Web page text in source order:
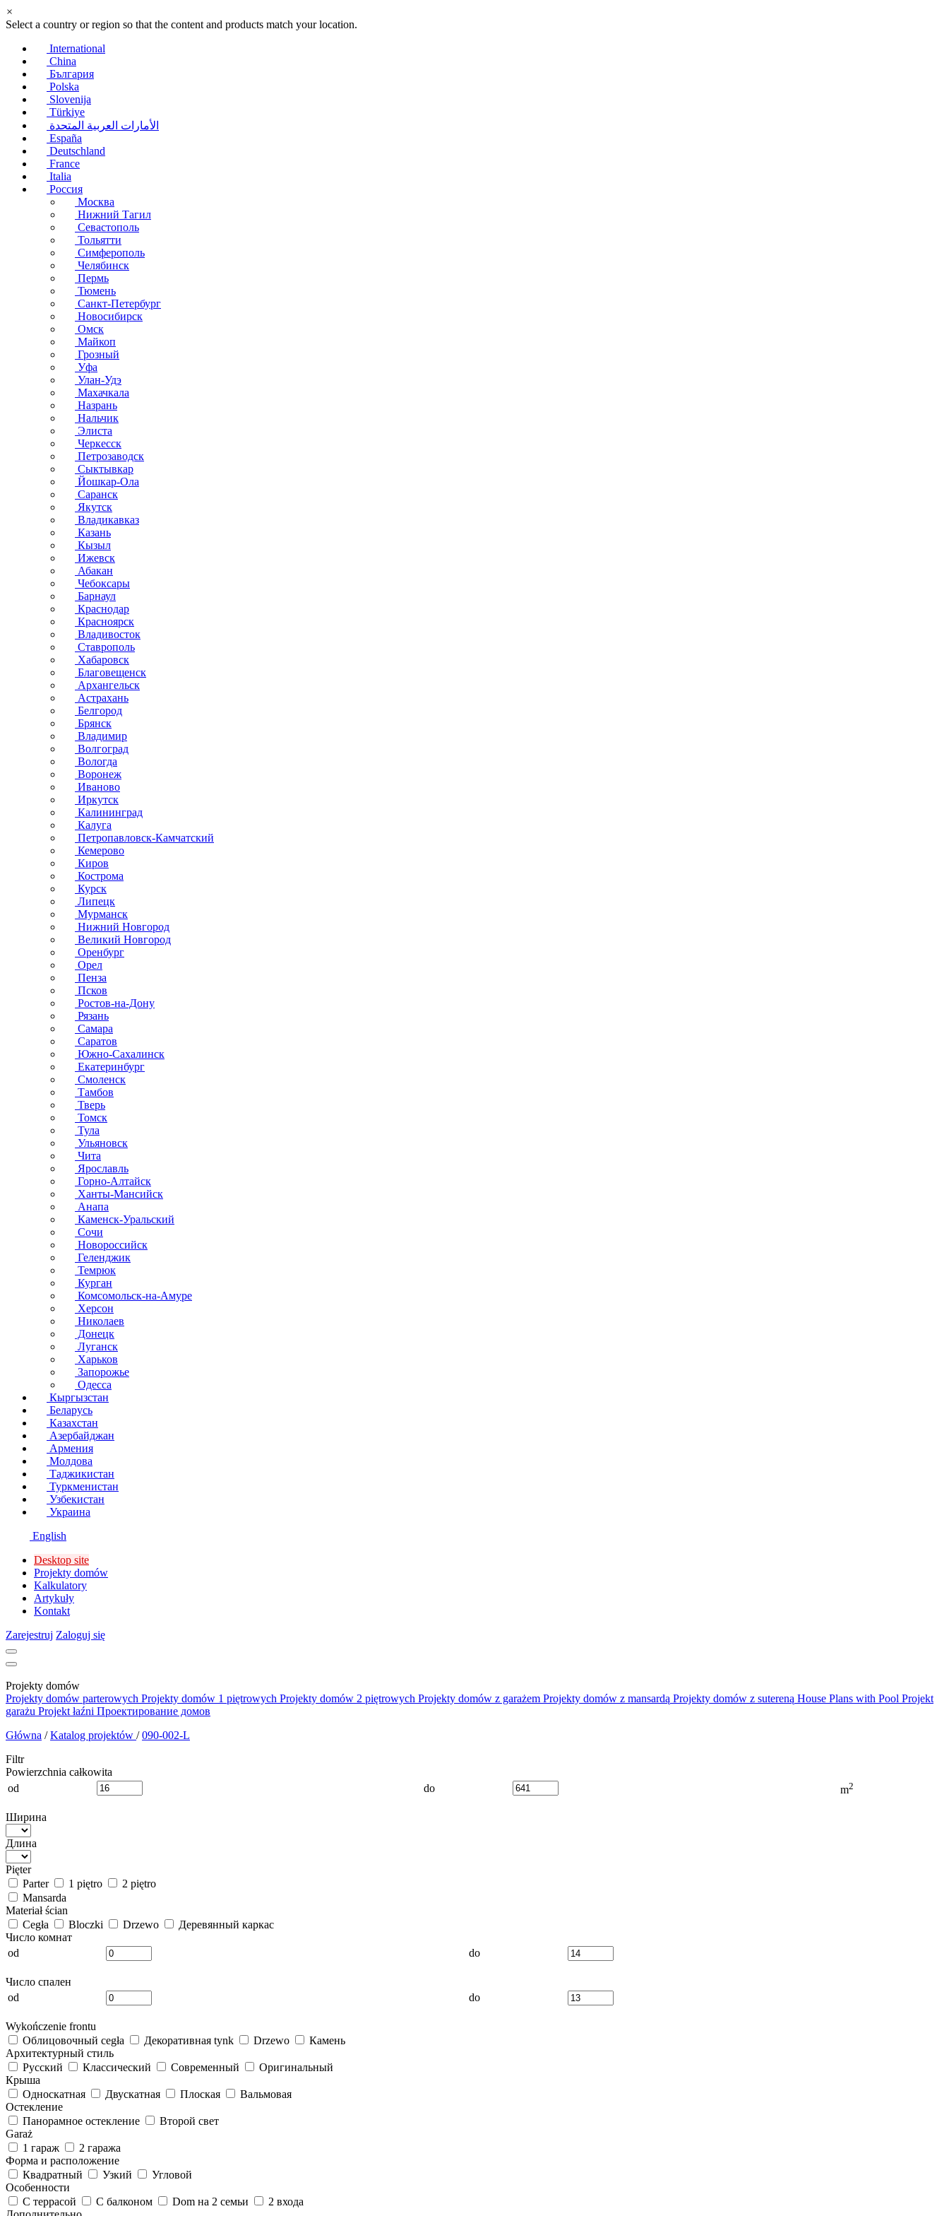
×
Select a country or region so that the content and products match your location.
International
China
България
Polska
Slovenija
Türkiye
الأمارات العربية المتحدة
España
Deutschland
France
Italia
Россия
Москва
Нижний Тагил
Севастополь
Тольятти
Симферополь
Челябинск
Пермь
Тюмень
Санкт-Петербург
Новосибирск
Омск
Майкоп
Грозный
Уфа
Улан-Удэ
Махачкала
Назрань
Нальчик
Элиста
Черкесск
Петрозаводск
Сыктывкар
Йошкар-Ола
Саранск
Якутск
Владикавказ
Казань
Кызыл
Ижевск
Абакан
Чебоксары
Барнаул
Краснодар
Красноярск
Владивосток
Ставрополь
Хабаровск
Благовещенск
Архангельск
Астрахань
Белгород
Брянск
Владимир
Волгоград
Вологда
Воронеж
Иваново
Иркутск
Калининград
Калуга
Петропавловск-Камчатский
Кемерово
Киров
Кострома
Курск
Липецк
Мурманск
Нижний Новгород
Великий Новгород
Оренбург
Орел
Пенза
Псков
Ростов-на-Дону
Рязань
Самара
Саратов
Южно-Сахалинск
Екатеринбург
Смоленск
Тамбов
Тверь
Томск
Тула
Ульяновск
Чита
Ярославль
Горно-Алтайск
Ханты-Мансийск
Анапа
Каменск-Уральский
Сочи
Новороссийск
Геленджик
Темрюк
Курган
Комсомольск-на-Амуре
Херсон
Николаев
Донецк
Луганск
Харьков
Запорожье
Одесса
Кыргызстан
Беларусь
Казахстан
Азербайджан
Армения
Молдова
Таджикистан
Туркменистан
Узбекистан
Украина
English
Desktop site
Projekty domów
Kalkulatory
Artykuły
Kontakt
Zarejestruj Zaloguj się
Projekty domów
Projekty domów parterowych Projekty domów 1 piętrowych Projekty domów 2 piętrowych Projekty domów z garażem Projekty domów z mansardą Projekty domów z sutereną House Plans with Pool Projekt
garażu Projekt łaźni Проектирование домов
Główna / Katalog projektów / 090-002-L
Filtr
Powierzchnia całkowita
od
do m2
Ширина
Длина
Pięter
Parter
1 piętro
2 piętro
Mansarda
Materiał ścian
Cegła
Bloczki Drzewo
Деревянный каркас
Число комнат
od
do
Число спален
od
do
Wykończenie frontu
Облицовочный cegła
Декоративная tynk Drzewo
Камень
Архитектурный стиль
Русский
Классический Современный
Оригинальный
Крыша
Односкатная
Двускатная Плоская
Вальмовая
Остекление
Панорамное остекление
Второй свет
Garaż
1 гараж
2 гаража
Форма и расположение
Квадратный
Узкий
Угловой
Особенности
С террасой
С балконом Dom на 2 семьи
2 входа